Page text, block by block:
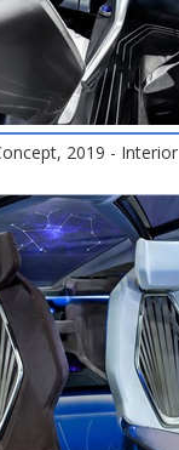
2019 - Interior